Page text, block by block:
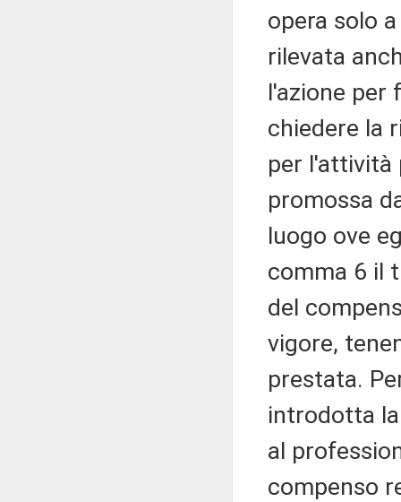
opera solo
rilevata
l'azione per
chiedere la
per l'attività
promossa
luogo ove
comma 6 il
del
vigore,
prestata.
introdotta
al
compenso